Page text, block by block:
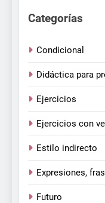
Categorías
Condicional
Didáctica para
Ejercicios
Ejercicios con
Estilo indirecto
Expresiones,
Futuro